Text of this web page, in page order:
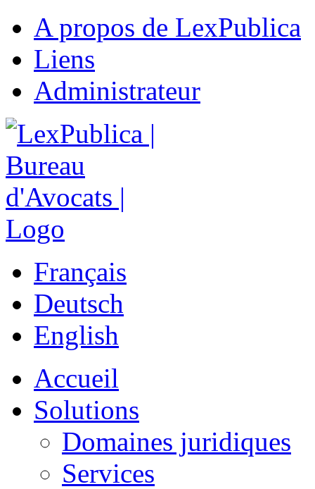
A propos de LexPublica
Liens
Administrateur
Français
Deutsch
English
Accueil
Solutions
Domaines juridiques
Services